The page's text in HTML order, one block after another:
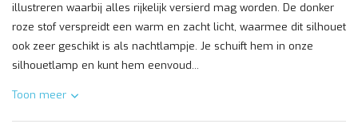
illustreren waarbij alles rijkelijk versierd mag worden. De donker
roze stof verspreidt een warm en zacht licht, waarmee dit silhouet
ook zeer geschikt is als nachtlampje. Je schuift hem in onze
silhouetlamp en kunt hem eenvoud...
Toon meer